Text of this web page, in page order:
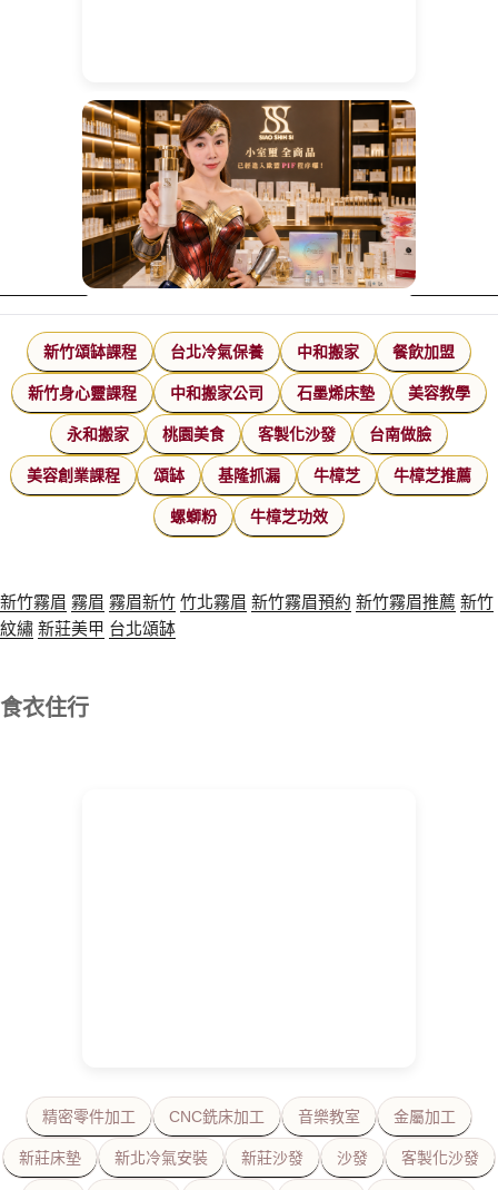
新竹頌缽課程 台北冷氣保養 中和搬家 餐飲加盟
新竹身心靈課程 中和搬家公司 石墨烯床墊 美容教學
永和搬家 桃園美食 客製化沙發 台南做臉
美容創業課程 頌缽 基隆抓漏 牛樟芝 牛樟芝推薦
螺螄粉 牛樟芝功效
新竹霧眉 霧眉 霧眉新竹竹北霧眉 新竹霧眉預約 新竹霧眉推薦 新竹
紋繡新莊美甲 台北頌缽
食衣住行
精密零件加工 CNC銑床加工 音樂教室 金屬加工
新莊床墊 新北冷氣安裝 新莊沙發 沙發 客製化沙發